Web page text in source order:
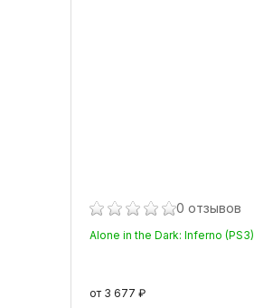
0 отзывов
Alone in the Dark: Inferno (PS3)
от 3 677 ₽